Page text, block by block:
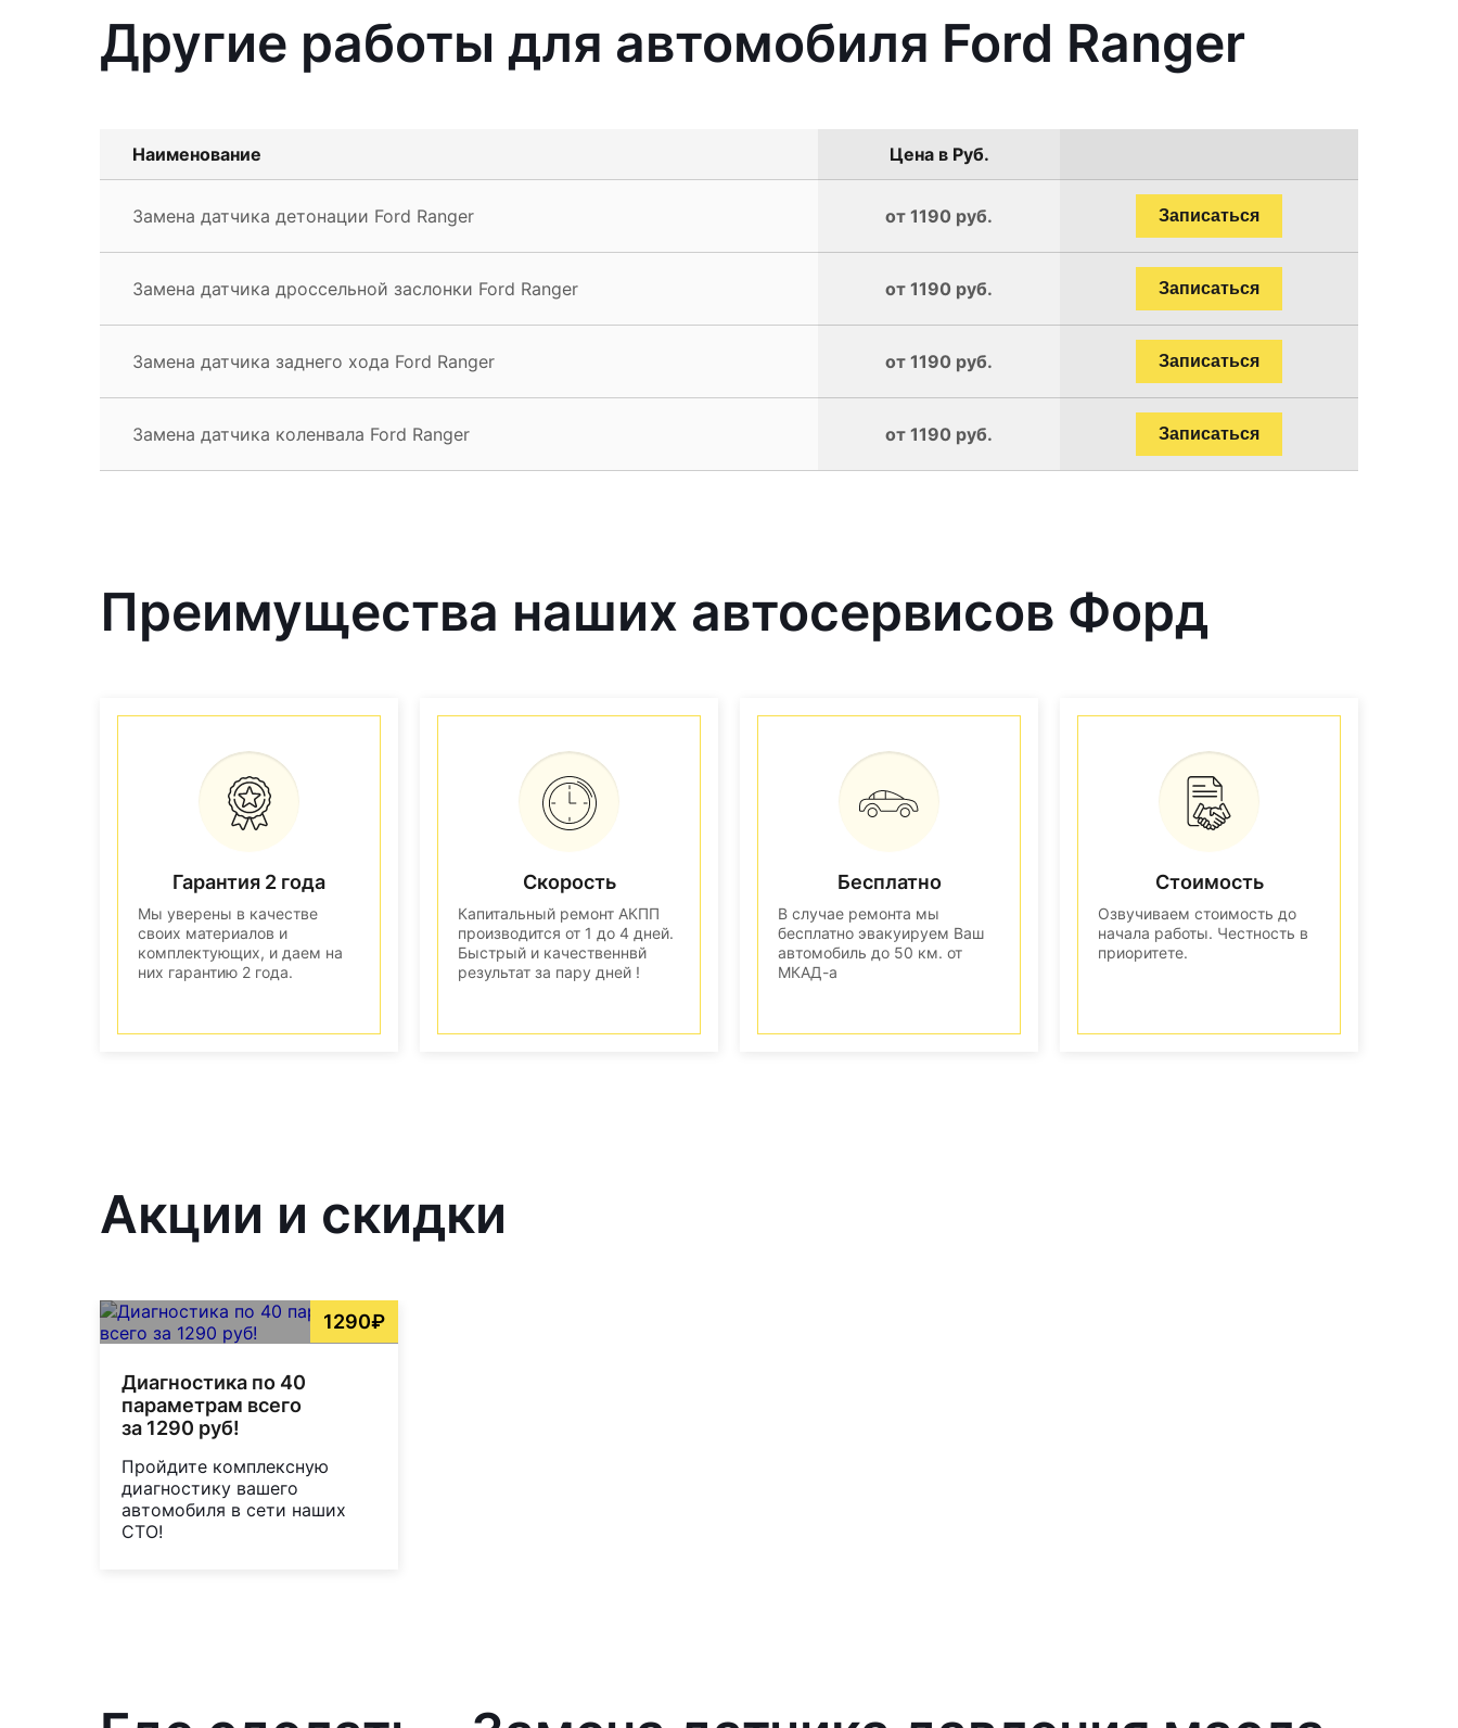
Другие работы для автомобиля Ford Ranger
Наименование Цена в Руб.
Замена датчика детонации Ford Ranger от 1190 руб. Записаться
Замена датчика дроссельной заслонки Ford Ranger от 1190 руб. Записаться
Замена датчика заднего хода Ford Ranger от 1190 руб. Записаться
Замена датчика коленвала Ford Ranger от 1190 руб. Записаться
Преимущества наших автосервисов Форд
Гарантия 2 года
Мы уверены в качестве
своих материалов и
комплектующих, и даем на
них гарантию 2 года.
Скорость
Капитальный ремонт АКПП
производится от 1 до 4 дней.
Быстрый и качественнвй
результат за пару дней !
Бесплатно
В случае ремонта мы
бесплатно эвакуируем Ваш
автомобиль до 50 км. от
МКАД-а
Стоимость
Озвучиваем стоимость до
начала работы. Честность в
приоритете.
Акции и скидки
1290₽
Диагностика по 40
параметрам всего
за 1290 руб!
Пройдите комплексную
диагностику вашего
автомобиля в сети наших
СТО!